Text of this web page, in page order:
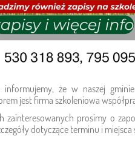
informujemy, że w naszej
jest firma szkoleniowa
zainteresowanych prosimy o
dotyczące terminu i miejsca